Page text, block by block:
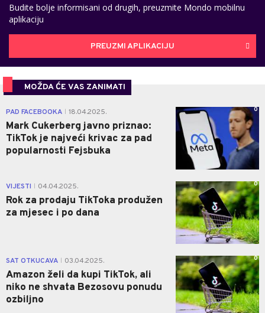
Budite bolje informisani od drugih, preuzmite Mondo mobilnu
aplikaciju
PREUZMI APLIKACIJU
MOŽDA ĆE VAS ZANIMATI
PAD FACEBOOKA 18.04.2025.
Mark Cukerberg javno priznao:
TikTok je najveći krivac za pad
popularnosti Fejsbuka
0
VIJESTI 04.04.2025.
Rok za prodaju TikToka produžen
za mjesec i po dana
0
SAT OTKUCAVA 03.04.2025.
Amazon želi da kupi TikTok, ali
niko ne shvata Bezosovu ponudu
ozbiljno
0